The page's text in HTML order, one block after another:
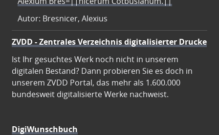
Autor: Bresnicer, Alexius
ZVDD - Zentrales Verzeichnis digitalisierter Drucke
Ist Ihr gesuchtes Werk noch nicht in unserem
digitalen Bestand? Dann probieren Sie es doch in
unserem ZVDD Portal, das mehr als 1.600.000
bundesweit digitalisierte Werke nachweist.
DigiWunschbuch